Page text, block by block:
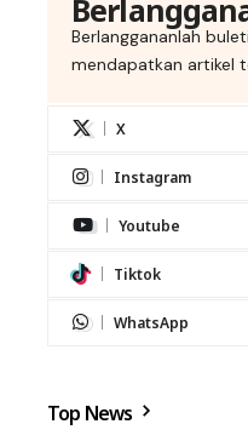
Berlanggananlah
mendapatkan artikel
X
Instagram
Youtube
Tiktok
WhatsApp
Top News